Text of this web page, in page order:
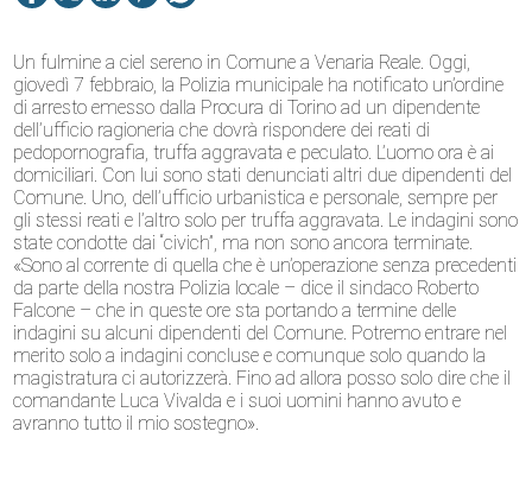
Un fulmine a ciel sereno in Comune a Venaria Reale. Oggi,
giovedì 7 febbraio, la Polizia municipale ha notificato un’ordine
di arresto emesso dalla Procura di Torino ad un dipendente
dell’ufficio ragioneria che dovrà rispondere dei reati di
pedopornografia, truffa aggravata e peculato. L’uomo ora è ai
domiciliari. Con lui sono stati denunciati altri due dipendenti del
Comune. Uno, dell’ufficio urbanistica e personale, sempre per
gli stessi reati e l’altro solo per truffa aggravata. Le indagini sono
state condotte dai “civich”, ma non sono ancora terminate.
«Sono al corrente di quella che è un’operazione senza precedenti
da parte della nostra Polizia locale – dice il sindaco Roberto
Falcone – che in queste ore sta portando a termine delle
indagini su alcuni dipendenti del Comune. Potremo entrare nel
merito solo a indagini concluse e comunque solo quando la
magistratura ci autorizzerà. Fino ad allora posso solo dire che il
comandante Luca Vivalda e i suoi uomini hanno avuto e
avranno tutto il mio sostegno».